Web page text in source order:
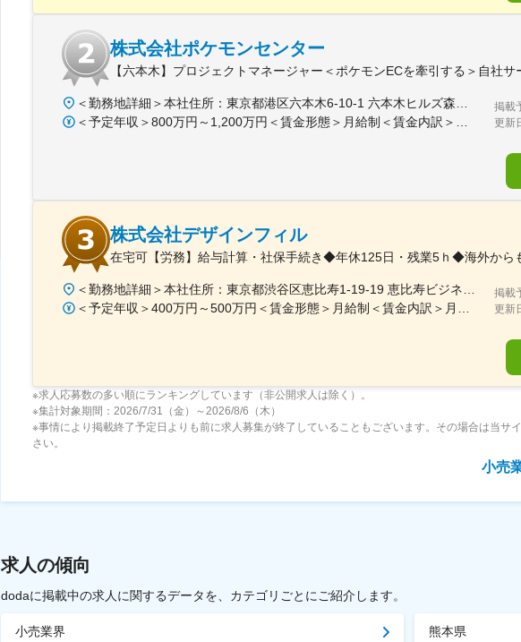
株式会社ポケモンセンター
【六本木】プロジェクトマネージャー＜ポケモンECを牽引する＞自社
掲載
更新
株式会社デザインフィル
在宅可【労務】給与計算・社保手続き◆年休125日・残業5ｈ◆海外から
掲載
更新
※求人応募数の多い順にランキングしています（非公開求人は除く）。
※集計対象期間：2026/7/31（金）～2026/8/6（木）
※事情により掲載終了予定日よりも前に求人募集が終了していることもございます。その場合は当サ
さい。
小売
求人の傾向
dodaに掲載中の求人に関するデータを、カテゴリごとにご紹介します。
小売業界 熊本県